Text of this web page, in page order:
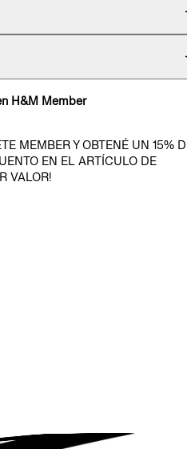
H&M Member
MEMBER Y OBTENÉ UN 15%
EN EL ARTÍCULO DE
VALOR!